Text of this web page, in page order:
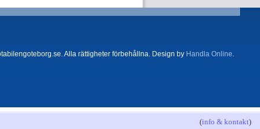
Alla rättigheter förbehållna. Design by Handla Online.
(info & kontakt)